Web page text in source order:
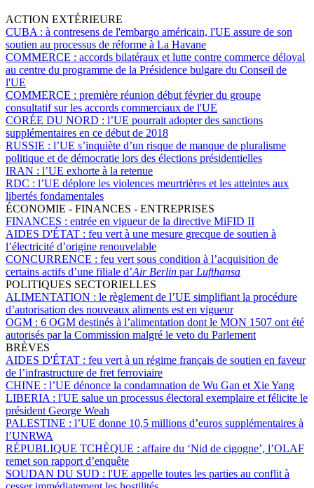
ACTION EXTÉRIEURE
CUBA : à contresens de l'embargo américain, l'UE assure de son
soutien au processus de réforme à La Havane
COMMERCE : accords bilatéraux et lutte contre commerce déloyal
au centre du programme de la Présidence bulgare du Conseil de
l'UE
COMMERCE : première réunion début février du groupe
consultatif sur les accords commerciaux de l'UE
CORÉE DU NORD : l’UE pourrait adopter des sanctions
supplémentaires en ce début de 2018
RUSSIE : l’UE s’inquiète d’un risque de manque de pluralisme
politique et de démocratie lors des élections présidentielles
IRAN : l’UE exhorte à la retenue
RDC : l’UE déplore les violences meurtrières et les atteintes aux
libertés fondamentales
ÉCONOMIE - FINANCES - ENTREPRISES
FINANCES : entrée en vigueur de la directive MiFID II
AIDES D'ÉTAT : feu vert à une mesure grecque de soutien à
l’électricité d’origine renouvelable
CONCURRENCE : feu vert sous condition à l’acquisition de
certains actifs d’une filiale d’Air Berlin par Lufthansa
POLITIQUES SECTORIELLES
ALIMENTATION : le règlement de l’UE simplifiant la procédure
d’autorisation des nouveaux aliments est en vigueur
OGM : 6 OGM destinés à l’alimentation dont le MON 1507 ont été
autorisés par la Commission malgré le veto du Parlement
BRÈVES
AIDES D'ÉTAT : feu vert à un régime français de soutien en faveur
de l’infrastructure de fret ferroviaire
CHINE : l’UE dénonce la condamnation de Wu Gan et Xie Yang
LIBERIA : l'UE salue un processus électoral exemplaire et félicite le
président George Weah
PALESTINE : l’UE donne 10,5 millions d’euros supplémentaires à
l’UNRWA
RÉPUBLIQUE TCHÈQUE : affaire du ‘Nid de cigogne’, l’OLAF
remet son rapport d’enquête
SOUDAN DU SUD : l'UE appelle toutes les parties au conflit à